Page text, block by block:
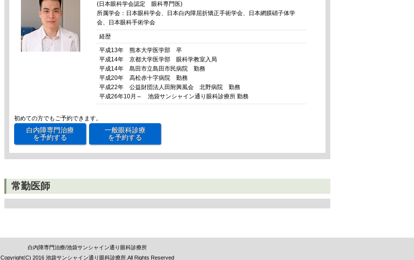
(日本眼科学会認定 眼科専門医)
所属学会：日本眼科学会、日本白内障屈折矯正手術学会、日本網膜硝子体学
会、日本眼科手術学会
経歴
平成13年 熊本大学医学部 卒
平成14年 京都大学医学部 眼科学教室入局
平成14年 島田市立島田市民病院 勤務
平成20年 高松赤十字病院 勤務
平成22年 公益財団法人田附興風会 北野病院 勤務
平成26年10月～ 池袋サンシャイン通り眼科診療所 勤務
初めての方でもご予約できます。
白内障専門治療
を予約する
一般眼科診療
を予約する
常勤医師
白内障専門治療/池袋サンシャイン通り眼科診療所
Copyright(C) 2016 池袋サンシャイン通り眼科診療所.All Rights Reserved